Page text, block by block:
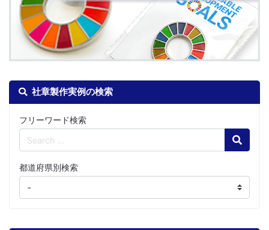
社章製作実例の検索
フリーワード検索
Search
都道府県別検索